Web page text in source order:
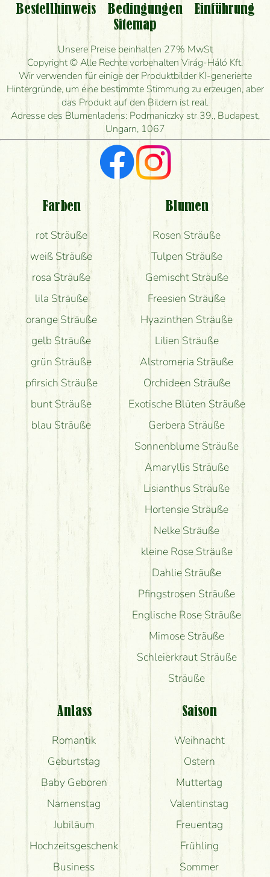
nehmen oder nur per Blumenversand?
Ist eine Bestellung für ländliche Gebiete möglich?
Wie lange kann ich heute Blumen mit Lieferung
bestellen?
Wie schnell können Sie den Blumenstrauß
herstellen und wann können Sie ihn frühestens
liefern?
Ich suche rote Rosen, hast du welche?
Welche Rückmeldungen bekomme ich zum
Blumenversand?
Bekomme ich wirklich, was auf dem Bild zu sehen
Bestellhinweis
Bedingungen
Einführung
Sitemap
Unsere Preise beinhalten 27% MwSt
Copyright © Alle Rechte vorbehalten Virág-Háló Kft.
Wir verwenden für einige der Produktbilder KI-generierte
Hintergründe, um eine bestimmte Stimmung zu erzeugen, aber
das Produkt auf den Bildern ist real.
Adresse des Blumenladens: Podmaniczky str 39., Budapest,
Ungarn, 1067
Farben
rot Sträuße
weiß Sträuße
rosa Sträuße
lila Sträuße
orange Sträuße
gelb Sträuße
grün Sträuße
pfirsich Sträuße
bunt Sträuße
blau Sträuße
Blumen
Rosen Sträuße
Tulpen Sträuße
Gemischt Sträuße
Freesien Sträuße
Hyazinthen Sträuße
Lilien Sträuße
Alstromeria Sträuße
Orchideen Sträuße
Exotische Blüten Sträuße
Gerbera Sträuße
Sonnenblume Sträuße
Amaryllis Sträuße
Lisianthus Sträuße
Hortensie Sträuße
Nelke Sträuße
kleine Rose Sträuße
Dahlie Sträuße
Pfingstrosen Sträuße
Englische Rose Sträuße
Mimose Sträuße
Schleierkraut Sträuße
Sträuße
Anlass
Romantik
Geburtstag
Baby Geboren
Namenstag
Jubiläum
Hochzeitsgeschenk
Business
Saison
Weihnacht
Ostern
Muttertag
Valentinstag
Freuentag
Frühling
Sommer